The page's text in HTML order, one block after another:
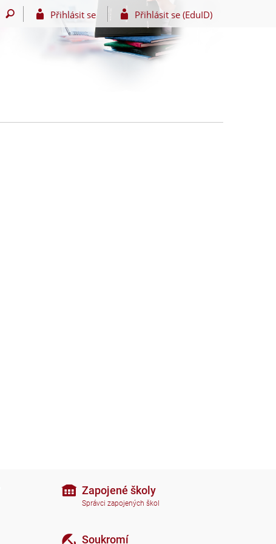
Přihlásit se Přihlásit se (EduID)
Zapojené školy
Správci zapojených škol
Soukromí